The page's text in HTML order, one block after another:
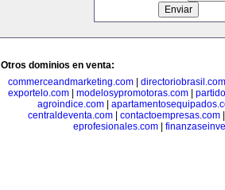
Otros dominios en venta:
commerceandmarketing.com| directoriobrasil.com
exportelo.com
modelosypromotoras.com
agroindice.com
centraldeventa.com
contactoempresas.com
eprofesionales.com